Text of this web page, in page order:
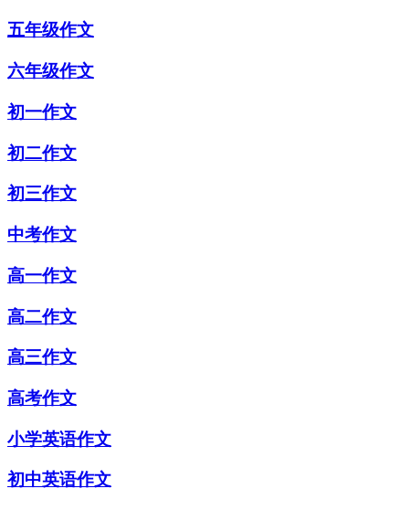
五年级作文
六年级作文
初一作文
初二作文
初三作文
中考作文
高一作文
高二作文
高三作文
高考作文
小学英语作文
初中英语作文